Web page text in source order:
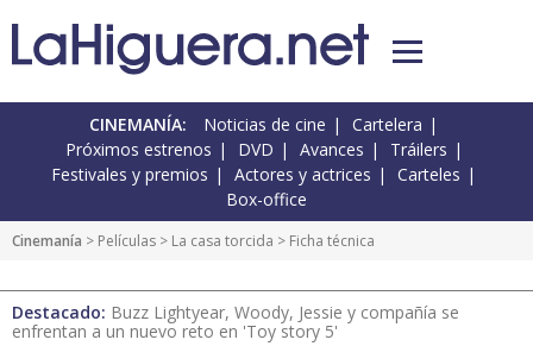
CINEMANÍA: Noticias de cine
Cartelera
Próximos estrenos
DVD Avances
Tráilers
Festivales y premios
Actores y actrices
Carteles
Box-office
Cinemanía > Películas > La casa torcida > Ficha técnica
Destacado: Buzz Lightyear, Woody, Jessie y compañía se
enfrentan a un nuevo reto en 'Toy story 5'